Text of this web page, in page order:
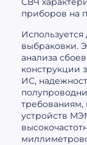
приборов на
выбраковки.
анализа
конструкции
ИС,
устройств